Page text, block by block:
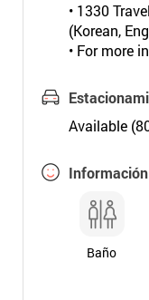
• 1330
(Korean,
• For more
Available
Baño